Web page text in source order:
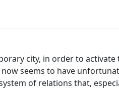
city, in order to
seems to have
of relations that,